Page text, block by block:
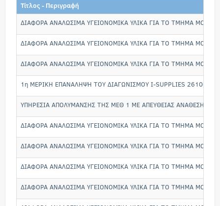
Τίτλος - Περιγραφή
ΔΙΑΦΟΡΑ ΑΝΑΛΩΣΙΜΑ ΥΓΕΙΟΝΟΜΙΚΑ ΥΛΙΚΑ ΓΙΑ ΤΟ ΤΜΗΜΑ
ΔΙΑΦΟΡΑ ΑΝΑΛΩΣΙΜΑ ΥΓΕΙΟΝΟΜΙΚΑ ΥΛΙΚΑ ΓΙΑ ΤΟ ΤΜΗΜΑ
ΔΙΑΦΟΡΑ ΑΝΑΛΩΣΙΜΑ ΥΓΕΙΟΝΟΜΙΚΑ ΥΛΙΚΑ ΓΙΑ ΤΟ ΤΜΗΜΑ
1η ΜΕΡΙΚΗ ΕΠΑΝΑΛΗΨΗ ΤΟΥ ΔΙΑΓΩΝΙΣΜΟΥ I-SUPPLIES 26106
ΥΠΗΡΕΣΙΑ ΑΠΟΛΥΜΑΝΣΗΣ ΤΗΣ ΜΕΘ 1 ΜΕ ΑΠΕΥΘΕΙΑΣ ΑΝΑΘΕΣΗ
ΔΙΑΦΟΡΑ ΑΝΑΛΩΣΙΜΑ ΥΓΕΙΟΝΟΜΙΚΑ ΥΛΙΚΑ ΓΙΑ ΤΟ ΤΜΗΜΑ
ΔΙΑΦΟΡΑ ΑΝΑΛΩΣΙΜΑ ΥΓΕΙΟΝΟΜΙΚΑ ΥΛΙΚΑ ΓΙΑ ΤΟ ΤΜΗΜΑ
ΔΙΑΦΟΡΑ ΑΝΑΛΩΣΙΜΑ ΥΓΕΙΟΝΟΜΙΚΑ ΥΛΙΚΑ ΓΙΑ ΤΟ ΤΜΗΜΑ
ΔΙΑΦΟΡΑ ΑΝΑΛΩΣΙΜΑ ΥΓΕΙΟΝΟΜΙΚΑ ΥΛΙΚΑ ΓΙΑ ΤΟ ΤΜΗΜΑ